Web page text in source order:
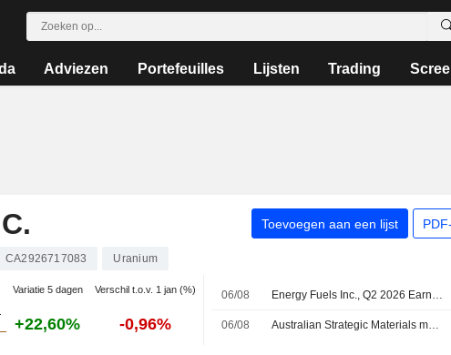
Adviezen Portefeuilles Lijsten Trading
Toevoegen aan een lijst
CA2926717083 Uranium
Variatie 5 dagen Verschil t.o.v. 1 jan (%)
+22,60% -0,96%
06/08 Energy Fuels Inc., Q2 2026 Earnings Call, Aug 06, 2026
06/08 Australian Strategic Materials meldt dat federale rechtbank aanvraag behandelt voor goedkeuring overname door dochteronderneming Energy Fuels; aandeel daalt 3 %